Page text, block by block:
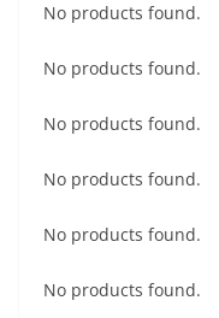
No products found.
No products found.
No products found.
No products found.
No products found.
No products found.